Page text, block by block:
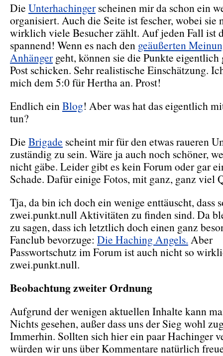
Die Unterhachinger scheinen mir da schon ein
organisiert. Auch die Seite ist fescher, wobei sie
wirklich viele Besucher zählt. Auf jeden Fall ist
spannend! Wenn es nach den geäußerten
Anhänger geht, können sie die Punkte
Post schicken. Sehr realistische Einschätzung.
mich dem 5:0 für Hertha an. Prost!
Endlich einBlog! Aber was hat das eigentlich
tun?
Die Brigade scheint mir für den etwas raueren
zuständig zu sein. Wäre ja auch noch schöner,
nicht gäbe. Leider gibt es kein Forum oder gar
Schade. Dafür einige Fotos, mit ganz, ganz viel
Tja, da bin ich doch ein wenige enttäuscht, dass
zwei.punkt.null Aktivitäten zu finden sind. Da
zu sagen, dass ich letztlich doch einen ganz
Fanclub bevorzuge: Die Haching Angels. Aber
Passwortschutz im Forum ist auch nicht so
zwei.punkt.null.
Beobachtung zweiter Ordnung
Aufgrund der wenigen aktuellen Inhalte kann
Nichts gesehen, außer dass uns der Sieg wohl
Immerhin. Sollten sich hier ein paar Hachinger
würden wir uns über Kommentare natürlich